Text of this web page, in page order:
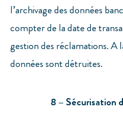
l’archivage des données
compter de la date de
gestion des réclamations. A
données sont détruites.
8 – Sécurisation